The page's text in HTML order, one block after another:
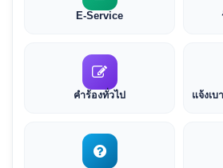
E-Service
คำร้องทั่วไป แจ้งเ